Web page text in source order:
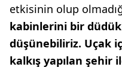
etkisinin olup
kabinlerini bir
düşünebiliriz. Uçak
kalkış yapılan şehir